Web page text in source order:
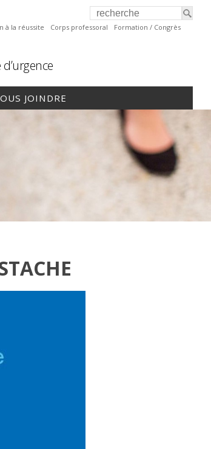
à la réussite Corps professoral Formation / Congrès
JOINDRE